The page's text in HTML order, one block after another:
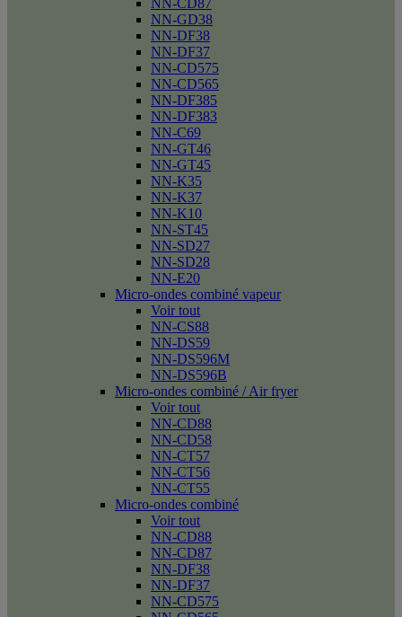
NN-CD87
NN-GD38
NN-DF38
NN-DF37
NN-CD575
NN-CD565
NN-DF385
NN-DF383
NN-C69
NN-GT46
NN-GT45
NN-K35
NN-K37
NN-K10
NN-ST45
NN-SD27
NN-SD28
NN-E20
Micro-ondes combiné vapeur
Voir tout
NN-CS88
NN-DS59
NN-DS596M
NN-DS596B
Micro-ondes combiné / Air fryer
Voir tout
NN-CD88
NN-CD58
NN-CT57
NN-CT56
NN-CT55
Micro-ondes combiné
Voir tout
NN-CD88
NN-CD87
NN-DF38
NN-DF37
NN-CD575